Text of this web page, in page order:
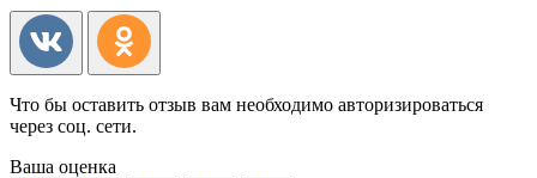
Что бы оставить отзыв вам необходимо авторизироваться
через соц. сети.
Ваша оценка